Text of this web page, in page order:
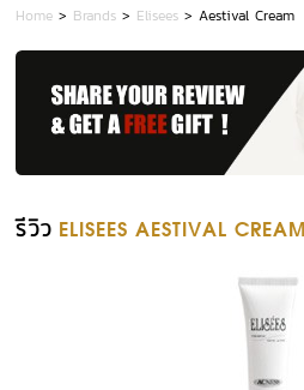
Home > Brands > Elisees >Aestival Cream
รีวิว ELISEES AESTIVAL CREAM